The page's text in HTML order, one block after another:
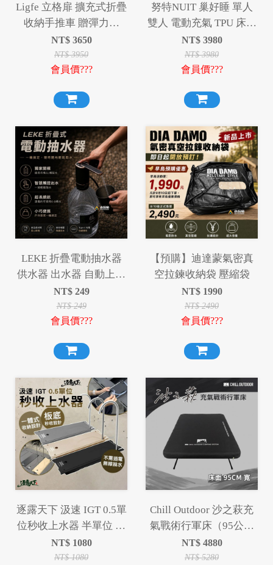
Ligfe 立格扉 擴充式折疊
收納手推車 贈彈力繩
140L多型態手推車 推車
NT$ 3650
NT$3950
會員價???
努特NUIT 巢好睡 單人
雙人 電動充氣 TPU 床墊
內建電動幫浦 USB充電
露營充氣床墊 環島 登山
旅遊 露營 居家 睡床超彈
NT$ 3980
NT$3980
會員價???
LEKE 折疊電動抽水器
供水器 出水器 自動上水
器 抽水機
NT$ 249
NT$249
會員價???
【預購】迪達蒙氣密真
空拉鍊收納袋 壓縮袋
NT$ 1990
NT$2490
會員價???
逐露天下 汲速 IGT 0.5單
位秒收上水器 半單位 抽
水器
NT$ 1080
NT$1080
Chill Outdoor 沙之萩充
氣戰術行軍床（95公分
寬）
NT$ 4880
NT$5280